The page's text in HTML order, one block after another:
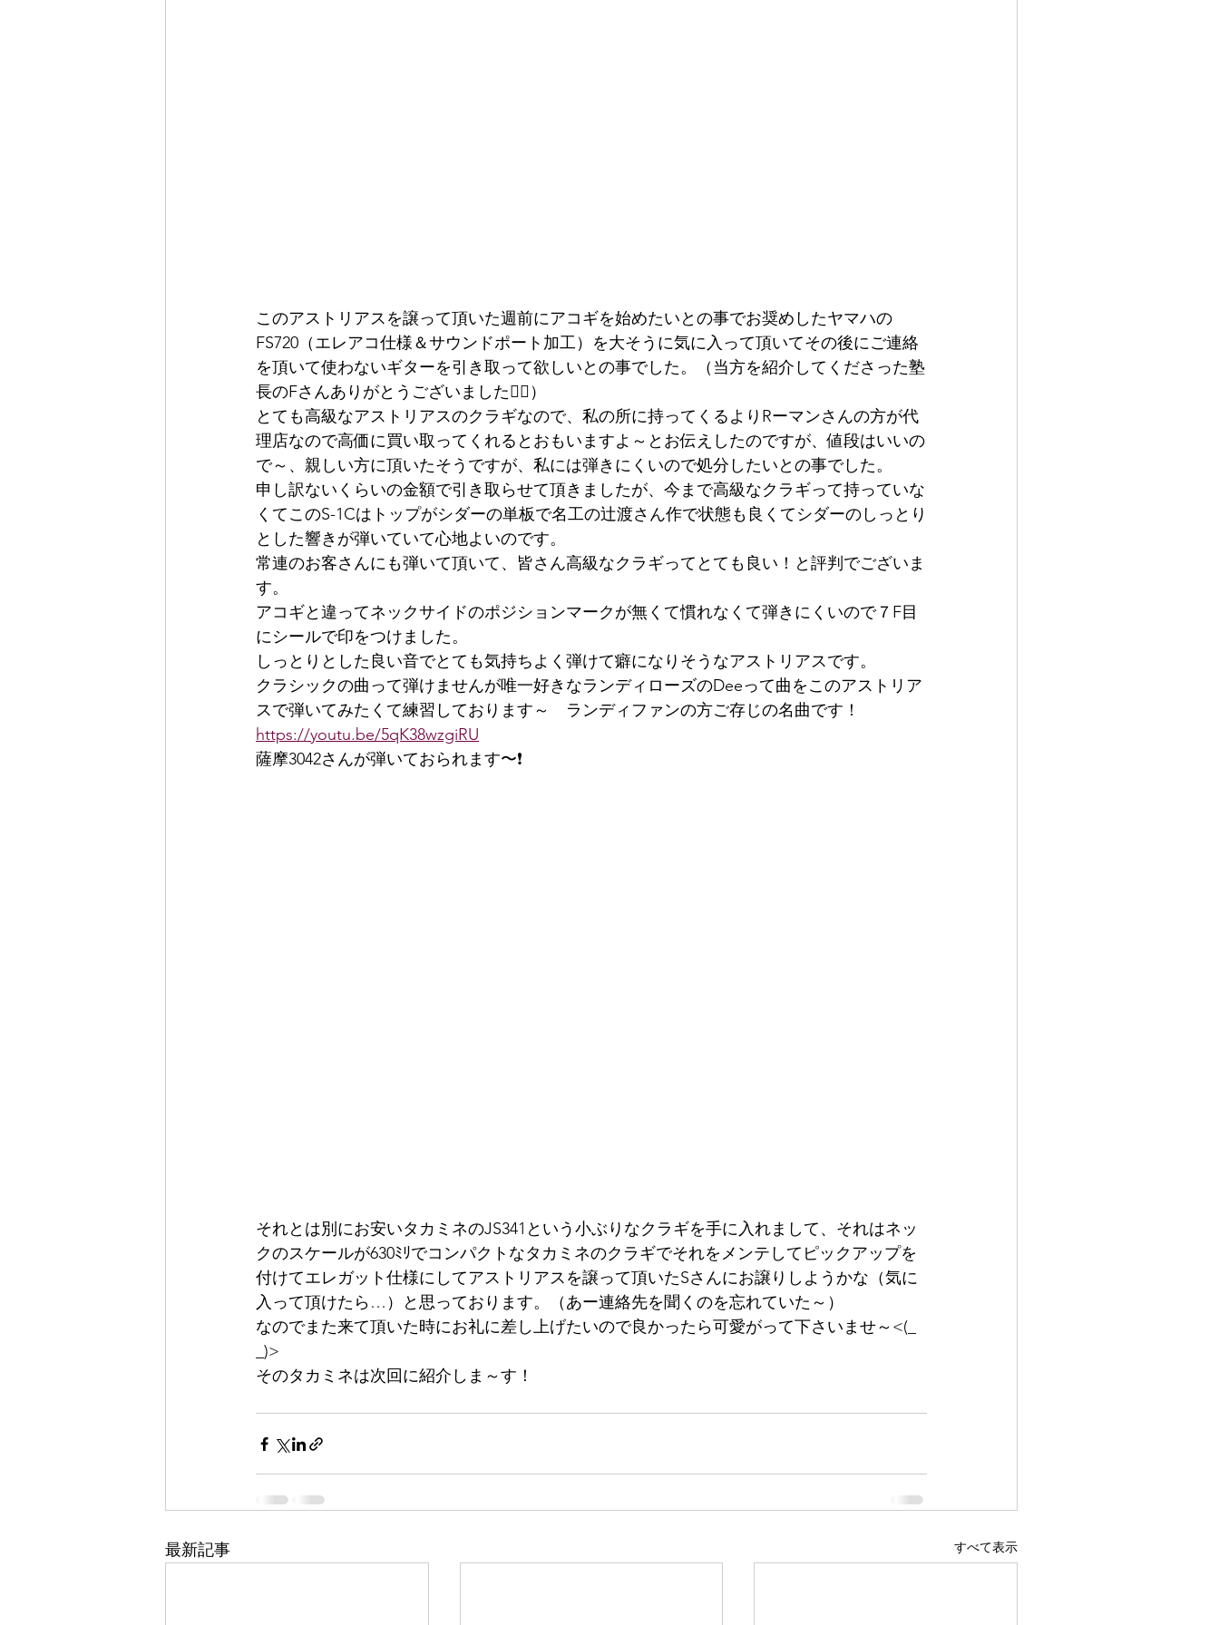
このアストリアスを譲って頂いた週前にアコギを始めたいとの事でお奨めしたヤマハの
FS720（エレアコ仕様＆サウンドポート加工）を大そうに気に入って頂いてその後にご連絡
を頂いて使わないギターを引き取って欲しいとの事でした。（当方を紹介してくださった塾
長のFさんありがとうございました🙇‍♂️）
とても高級なアストリアスのクラギなので、私の所に持ってくるよりRーマンさんの方が代
理店なので高価に買い取ってくれるとおもいますよ～とお伝えしたのですが、値段はいいの
で～、親しい方に頂いたそうですが、私には弾きにくいので処分したいとの事でした。
申し訳ないくらいの金額で引き取らせて頂きましたが、今まで高級なクラギって持っていな
くてこのS-1Cはトップがシダーの単板で名工の辻渡さん作で状態も良くてシダーのしっとり
とした響きが弾いていて心地よいのです。
常連のお客さんにも弾いて頂いて、皆さん高級なクラギってとても良い！と評判でございま
す。
アコギと違ってネックサイドのポジションマークが無くて慣れなくて弾きにくいので７F目
にシールで印をつけました。
しっとりとした良い音でとても気持ちよく弾けて癖になりそうなアストリアスです。
クラシックの曲って弾けませんが唯一好きなランディローズのDeeって曲をこのアストリア
スで弾いてみたくて練習しております～　ランディファンの方ご存じの名曲です！
https://youtu.be/5qK38wzgiRU
薩摩3042さんが弾いておられます〜❗️
それとは別にお安いタカミネのJS341という小ぶりなクラギを手に入れまして、それはネッ
クのスケールが630ﾐﾘでコンパクトなタカミネのクラギでそれをメンテしてピックアップを
付けてエレガット仕様にしてアストリアスを譲って頂いたSさんにお譲りしようかな（気に
入って頂けたら…）と思っております。（あー連絡先を聞くのを忘れていた～）
なのでまた来て頂いた時にお礼に差し上げたいので良かったら可愛がって下さいませ～<(_
_)>
そのタカミネは次回に紹介しま～す！
最新記事 すべて表示